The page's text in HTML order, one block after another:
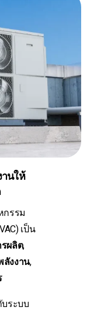
นให้
กรรม
เป็น
ผลิต,
งงาน,
ระบบ